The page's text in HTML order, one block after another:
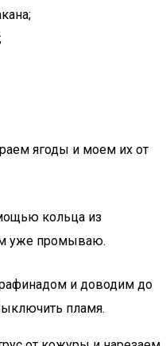
ягоды и моем их от
кольца из
уже промываю.
и доводим до
пламя.